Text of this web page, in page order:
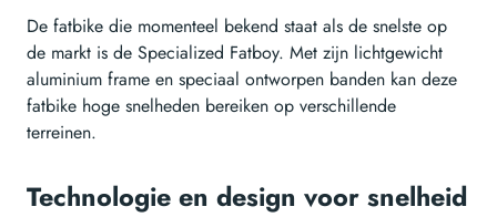
De fatbike die momenteel bekend staat als de snelste op
de markt is de Specialized Fatboy. Met zijn lichtgewicht
aluminium frame en speciaal ontworpen banden kan deze
fatbike hoge snelheden bereiken op verschillende
terreinen.
Technologie en design voor snelheid